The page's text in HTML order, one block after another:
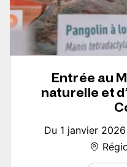
Entrée au
naturelle et
Du 1 janvier